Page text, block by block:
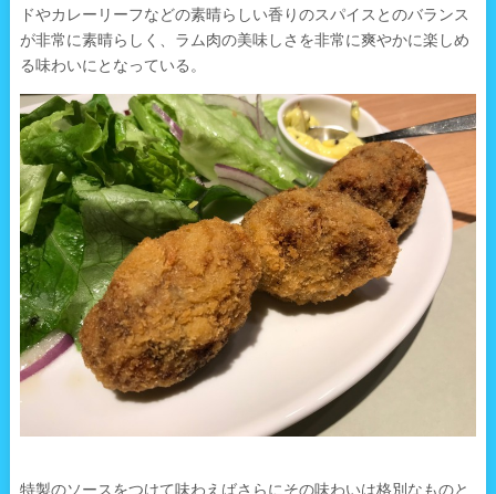
ドやカレーリーフなどの素晴らしい香りのスパイスとのバランス
が非常に素晴らしく、ラム肉の美味しさを非常に爽やかに楽しめ
る味わいにとなっている。
特製のソースをつけて味わえばさらにその味わいは格別なものと